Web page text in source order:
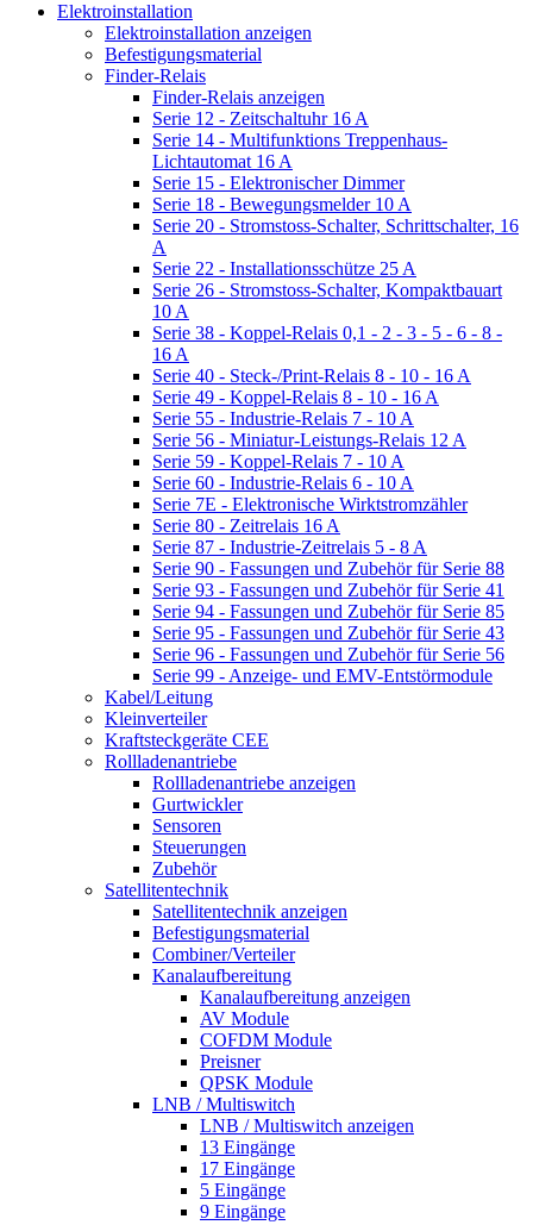
Elektroinstallation
Elektroinstallation anzeigen
Befestigungsmaterial
Finder-Relais
Finder-Relais anzeigen
Serie 12 - Zeitschaltuhr 16 A
Serie 14 - Multifunktions Treppenhaus-
Lichtautomat 16 A
Serie 15 - Elektronischer Dimmer
Serie 18 - Bewegungsmelder 10 A
Serie 20 - Stromstoss-Schalter, Schrittschalter, 16
A
Serie 22 - Installationsschütze 25 A
Serie 26 - Stromstoss-Schalter, Kompaktbauart
10 A
Serie 38 - Koppel-Relais 0,1 - 2 - 3 - 5 - 6 - 8 -
16 A
Serie 40 - Steck-/Print-Relais 8 - 10 - 16 A
Serie 49 - Koppel-Relais 8 - 10 - 16 A
Serie 55 - Industrie-Relais 7 - 10 A
Serie 56 - Miniatur-Leistungs-Relais 12 A
Serie 59 - Koppel-Relais 7 - 10 A
Serie 60 - Industrie-Relais 6 - 10 A
Serie 7E - Elektronische Wirktstromzähler
Serie 80 - Zeitrelais 16 A
Serie 87 - Industrie-Zeitrelais 5 - 8 A
Serie 90 - Fassungen und Zubehör für Serie 88
Serie 93 - Fassungen und Zubehör für Serie 41
Serie 94 - Fassungen und Zubehör für Serie 85
Serie 95 - Fassungen und Zubehör für Serie 43
Serie 96 - Fassungen und Zubehör für Serie 56
Serie 99 - Anzeige- und EMV-Entstörmodule
Kabel/Leitung
Kleinverteiler
Kraftsteckgeräte CEE
Rollladenantriebe
Rollladenantriebe anzeigen
Gurtwickler
Sensoren
Steuerungen
Zubehör
Satellitentechnik
Satellitentechnik anzeigen
Befestigungsmaterial
Combiner/Verteiler
Kanalaufbereitung
Kanalaufbereitung anzeigen
AV Module
COFDM Module
Preisner
QPSK Module
LNB / Multiswitch
LNB / Multiswitch anzeigen
13 Eingänge
17 Eingänge
5 Eingänge
9 Eingänge